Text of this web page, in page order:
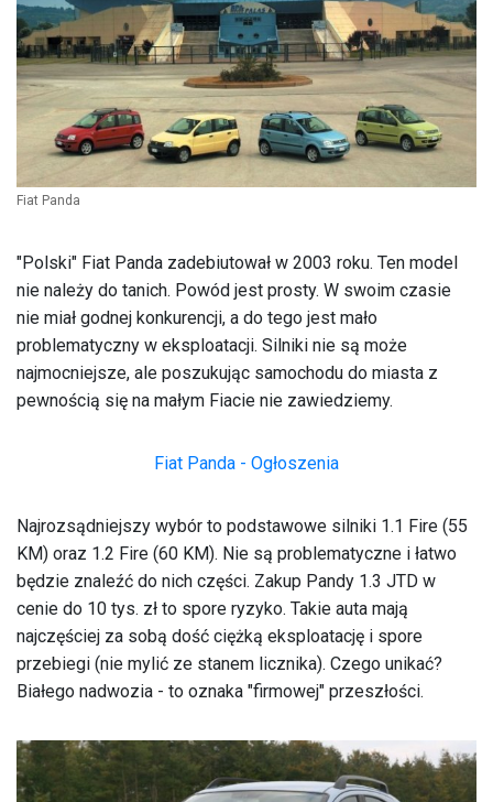
Fiat Panda
"Polski" Fiat Panda zadebiutował w 2003 roku. Ten model
nie należy do tanich. Powód jest prosty. W swoim czasie
nie miał godnej konkurencji, a do tego jest mało
problematyczny w eksploatacji. Silniki nie są może
najmocniejsze, ale poszukując samochodu do miasta z
pewnością się na małym Fiacie nie zawiedziemy.
Fiat Panda - Ogłoszenia
Najrozsądniejszy wybór to podstawowe silniki 1.1 Fire (55
KM) oraz 1.2 Fire (60 KM). Nie są problematyczne i łatwo
będzie znaleźć do nich części. Zakup Pandy 1.3 JTD w
cenie do 10 tys. zł to spore ryzyko. Takie auta mają
najczęściej za sobą dość ciężką eksploatację i spore
przebiegi (nie mylić ze stanem licznika). Czego unikać?
Białego nadwozia - to oznaka "firmowej" przeszłości.